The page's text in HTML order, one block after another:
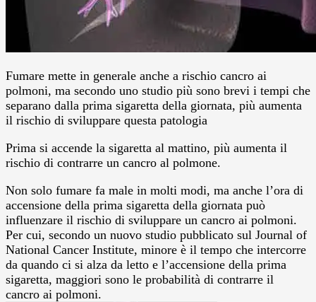
Fumare mette in generale anche a rischio cancro ai
polmoni, ma secondo uno studio più sono brevi i tempi che
separano dalla prima sigaretta della giornata, più aumenta
il rischio di sviluppare questa patologia
Prima si accende la sigaretta al mattino, più aumenta il
rischio di contrarre un cancro al polmone.
Non solo fumare fa male in molti modi, ma anche l’ora di
accensione della prima sigaretta della giornata può
influenzare il rischio di sviluppare un cancro ai polmoni.
Per cui, secondo un nuovo studio pubblicato sul Journal of
National Cancer Institute, minore è il tempo che intercorre
da quando ci si alza da letto e l’accensione della prima
sigaretta, maggiori sono le probabilità di contrarre il
cancro ai polmoni.